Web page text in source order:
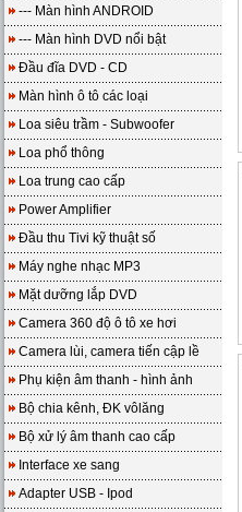
--- Màn hình ANDROID
--- Màn hình DVD nổi bật
Đầu đĩa DVD - CD
Màn hình ô tô các loại
Loa siêu trầm - Subwoofer
Loa phổ thông
Loa trung cao cấp
Power Amplifier
Đầu thu Tivi kỹ thuật số
Máy nghe nhạc MP3
Mặt dưỡng lắp DVD
Camera 360 độ ô tô xe hơi
Camera lùi, camera tiến cập lề
Phụ kiện âm thanh - hình ảnh
Bộ chia kênh, ĐK vôlăng
Bộ xử lý âm thanh cao cấp
Interface xe sang
Adapter USB - Ipod